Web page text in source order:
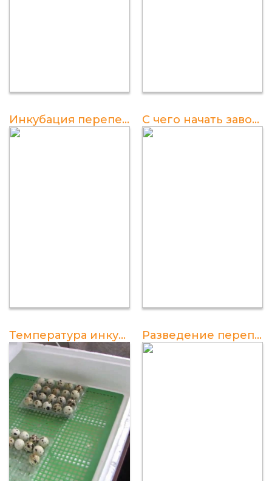
Инкубация перепелов по дням: советы и рекомендации С чего начать заводить перепелов?
Температура инкубатора для перепелов Разведение перепелов: 7 советов для новичков